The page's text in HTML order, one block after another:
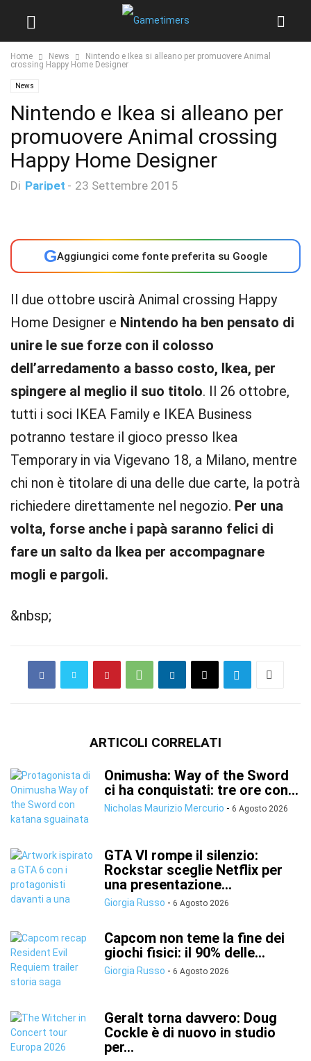
Home News
Nintendo e Ikea si alleano per promuovere Animal
crossing Happy Home Designer
News
Nintendo e Ikea si alleano per
promuovere Animal crossing
Happy Home Designer
Di Paripet - 23 Settembre 2015
GAggiungici come fonte preferita su Google
Il due ottobre uscirà Animal crossing Happy
Home Designer e Nintendo ha ben pensato di
unire le sue forze con il colosso
dell’arredamento a basso costo, Ikea, per
spingere al meglio il suo titolo. Il 26 ottobre,
tutti i soci IKEA Family e IKEA Business
potranno testare il gioco presso Ikea
Temporary in via Vigevano 18, a Milano, mentre
chi non è titolare di una delle due carte, la potrà
richiedere direttamente nel negozio. Per una
volta, forse anche i papà saranno felici di
fare un salto da Ikea per accompagnare
mogli e pargoli.
&nbsp;
ARTICOLI CORRELATI
Onimusha: Way of the Sword
ci ha conquistati: tre ore con...
Nicholas Maurizio Mercurio - 6 Agosto 2026
GTA VI rompe il silenzio:
Rockstar sceglie Netflix per
una presentazione...
Giorgia Russo - 6 Agosto 2026
Capcom non teme la fine dei
giochi fisici: il 90% delle...
Giorgia Russo - 6 Agosto 2026
Geralt torna davvero: Doug
Cockle è di nuovo in studio
per...